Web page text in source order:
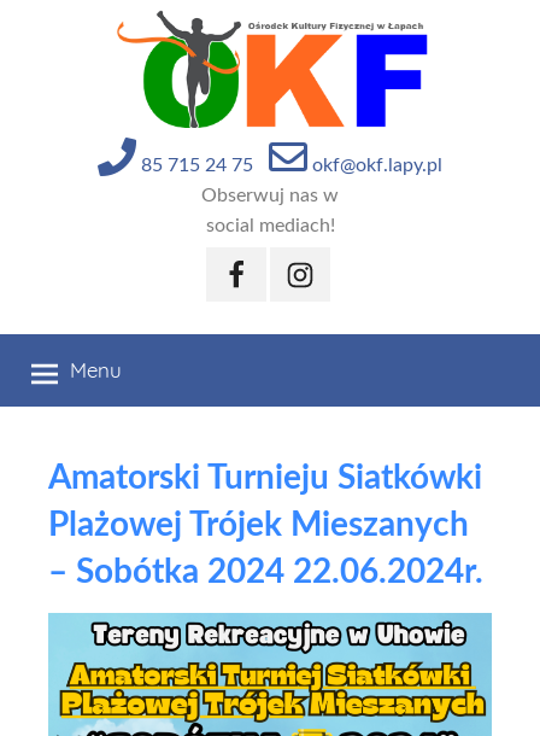
85 715 24 75
okf@okf.lapy.pl
Obserwuj nas w
social mediach!
FacebookInstagram
Menu
Amatorski Turnieju Siatkówki
Plażowej Trójek Mieszanych
– Sobótka 2024 22.06.2024r.